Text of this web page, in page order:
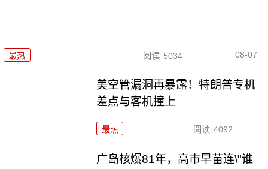
最热 阅读 5034 08-07
美空管漏洞再暴露！特朗普专机
差点与客机撞上
最热 阅读 4092
广岛核爆81年，高市早苗连\"谁